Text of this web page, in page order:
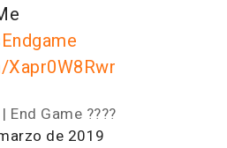
Game ????
de 2019